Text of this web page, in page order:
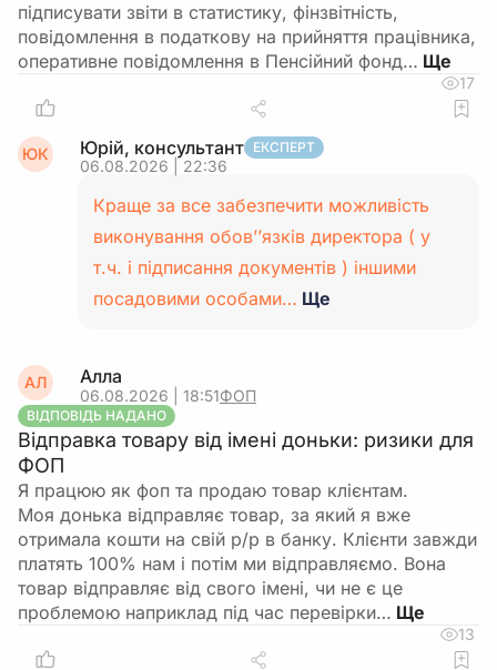
підписувати звіти в статистику, фінзвітність,
повідомлення в податкову на прийняття працівника,
оперативне повідомлення в Пенсійний фонд…
17
ЮК Юрій, консультант ЕКСПЕРТ
06.08.2026 | 22:36
Краще за все забезпечити можливість
виконування обов’’язків директора ( у
т.ч. і підписання документів ) іншими
посадовими особами… Ще
АЛ Алла
06.08.2026 | 18:51ФОП
ВІДПОВІДЬ НАДАНО
Відправка товару від імені доньки: ризики для
ФОП
Я працюю як фоп та продаю товар клієнтам.
Моя донька відправляє товар, за який я вже
отримала кошти на свій р/р в банку. Клієнти завжди
платять 100% нам і потім ми відправляємо. Вона
товар відправляє від свого імені, чи не є це
проблемою наприклад під час перевірки…
13